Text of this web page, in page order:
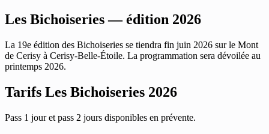
Les Bichoiseries — édition 2026
La 19e édition des Bichoiseries se tiendra fin juin 2026 sur le Mont
de Cerisy à Cerisy-Belle-Étoile. La programmation sera dévoilée au
printemps 2026.
Tarifs Les Bichoiseries 2026
Pass 1 jour et pass 2 jours disponibles en prévente.